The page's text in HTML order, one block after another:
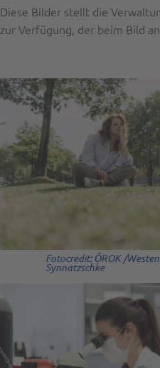
Diese Bilder stellt die
zur Verfügung, der beim Bild
Fotocredit: ÖROK /
Synnatzschke